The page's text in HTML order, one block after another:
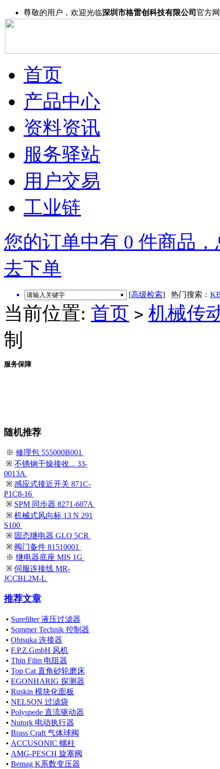
尊敬的用户，欢迎光临深圳市格雷创科技有限公司 官方
首页
产品中心
资料资讯
服务驿站
用户交易
工业链
您的订单中有 0 件商品
去下单
[高级检索] 热门搜索：
当前位置: 首页 > 机械传
制
服务保障
随机推荐
※ 修理包 555000B001
※ 不锈钢干燥接收... 33-
0013A
※ 感应式接近开关 871C-
P1C8-16
※ SPM 同步器 8271-607A
※ 机械式风向标 13 N 291
S100
※ 固态继电器 GLO 5CR
※ 阀门备件 81510001
※ 继电器底座 MIS 1G
※ 伺服连接线 MR-
JCCBL2M-L
推荐文章
• Surefilter 液压过滤器
• Sommer Technik 控制器
• Ohtsuka 连接器
• F.P.Z.GmbH 风机
• Thin Film 电阻器
• Top Cat 直角砂轮磨床
• EGONHARIG 探测器
• Ruskin 模块化面板
• NELSON 过滤袋
• Polyspede 直流驱动器
• Nutork 电动执行器
• Brass Craft 气体球阀
• ACCUSONIC 螺柱
• AMG-PESCH 旋塞阀
• Bemag K系数变压器